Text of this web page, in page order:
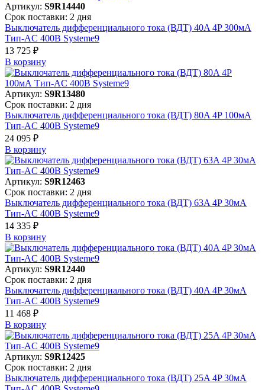
Артикул: S9R14440
Срок поставки: 2 дня
Выключатель дифференциального тока (ВДТ) 40A 4P 300мА
Тип-AC 400В Systeme9
13 725 ₽
В корзинy
Артикул: S9R13480
Срок поставки: 2 дня
Выключатель дифференциального тока (ВДТ) 80A 4P 100мА
Тип-AC 400В Systeme9
24 095 ₽
В корзинy
Артикул: S9R12463
Срок поставки: 2 дня
Выключатель дифференциального тока (ВДТ) 63A 4P 30мА
Тип-AC 400В Systeme9
14 335 ₽
В корзинy
Артикул: S9R12440
Срок поставки: 2 дня
Выключатель дифференциального тока (ВДТ) 40A 4P 30мА
Тип-AC 400В Systeme9
11 468 ₽
В корзинy
Артикул: S9R12425
Срок поставки: 2 дня
Выключатель дифференциального тока (ВДТ) 25A 4P 30мА